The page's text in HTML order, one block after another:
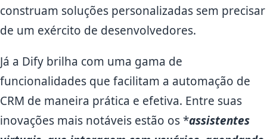
construam soluções personalizadas sem precisar
de um exército de desenvolvedores.
Já a Dify brilha com uma gama de
funcionalidades que facilitam a automação de
CRM de maneira prática e efetiva. Entre suas
inovações mais notáveis estão os *assistentes